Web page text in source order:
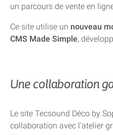
un parcours de vente en
Ce site utilise un nouveau
CMS Made Simple,
Une collaboration
Le site Tecsound Déco by
collaboration avec l'atelier